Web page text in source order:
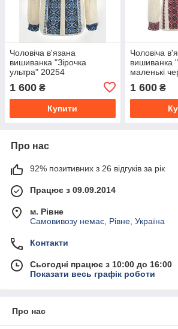
Чоловіча в'язана
вишиванка "Зірочка
ультра" 20254
1 600 ₴
Купити
Чоловіча
вишиванка
маленькі
1 600₴
Про нас
92% позитивних з 26 відгуків за рік
Працює з 09.09.2014
м. Рівне
Самовивозу немає, Рівне, Україна
Контакти
Сьогодні працює з 10:00 до 16:00
Показати весь графік роботи
Про нас